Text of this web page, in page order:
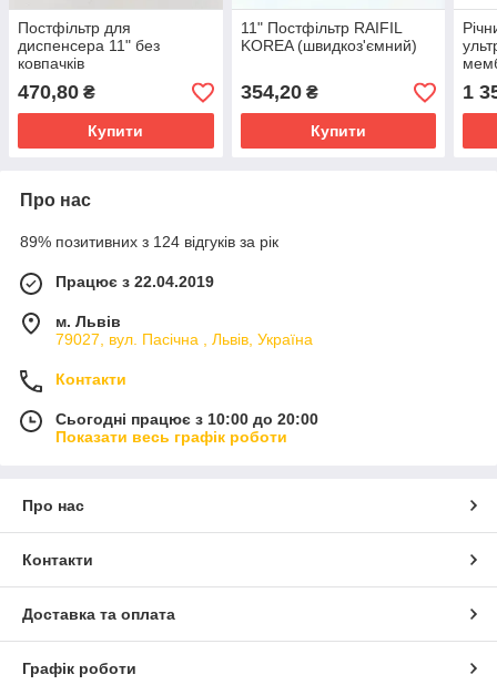
Постфільтр для
диспенсера 11" без
ковпачків
470,80 ₴
Купити
11" Постфільтр RAIFIL
KOREA (швидкоз'ємний)
354,20₴
Купити
1
Про нас
89% позитивних з 124 відгуків за рік
Працює з 22.04.2019
м. Львів
79027, вул. Пасічна , Львів, Україна
Контакти
Сьогодні працює з 10:00 до 20:00
Показати весь графік роботи
Про нас
Контакти
Доставка та оплата
Графік роботи